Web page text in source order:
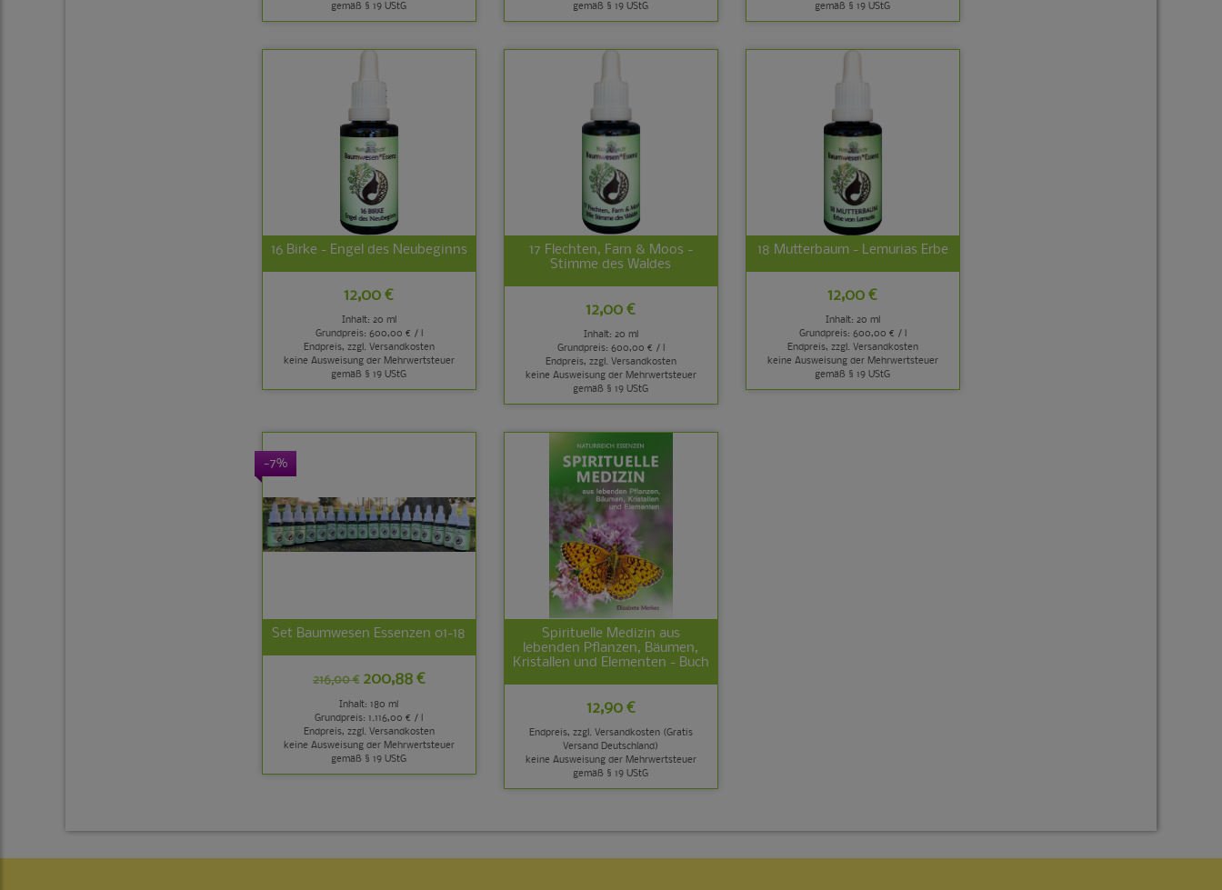
gemäß § 19 UStG
gemäß § 19 UStG
gemäß § 19 UStG
16 Birke - Engel des Neubeginns
12,00 €
Inhalt: 20 ml
Grundpreis: 600,00 € / l
Endpreis, zzgl. Versandkosten
keine Ausweisung der Mehrwertsteuer
gemäß § 19 UStG
17 Flechten, Farn & Moos -
Stimme des Waldes
12,00 €
Inhalt: 20 ml
Grundpreis: 600,00 € / l
Endpreis, zzgl. Versandkosten
keine Ausweisung der Mehrwertsteuer
gemäß § 19 UStG
18 Mutterbaum - Lemurias Erbe
12,00 €
Inhalt: 20 ml
Grundpreis: 600,00 € / l
Endpreis, zzgl. Versandkosten
keine Ausweisung der Mehrwertsteuer
gemäß § 19 UStG
-7%
Set Baumwesen Essenzen 01-18
216,00 €200,88 €
Inhalt: 180 ml
Grundpreis:1.116,00 € / l
Endpreis, zzgl. Versandkosten
keine Ausweisung der Mehrwertsteuer
gemäß § 19 UStG
Spirituelle Medizin aus
lebenden Pflanzen, Bäumen,
Kristallen und Elementen - Buch
12,90 €
Endpreis, zzgl. Versandkosten (Gratis
Versand Deutschland)
keine Ausweisung der Mehrwertsteuer
gemäß § 19 UStG